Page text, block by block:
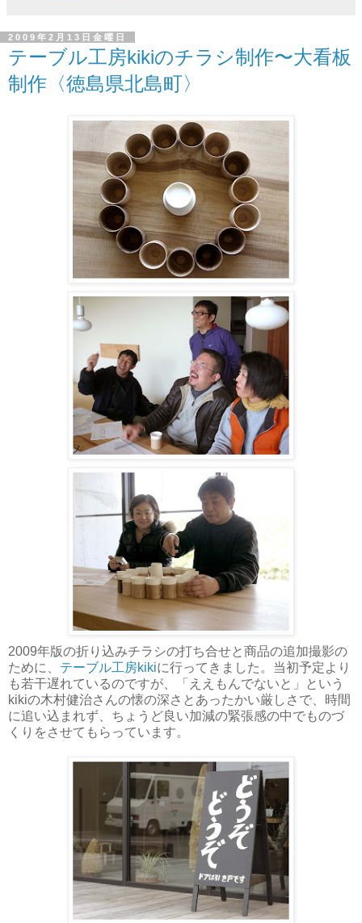
2009年2月13日金曜日
テーブル工房kikiのチラシ制作〜大看板
制作〈徳島県北島町〉
2009年版の折り込みチラシの打ち合せと商品の追加撮影の
ために、 テーブル工房kikiに行ってきました。当初予定より
も若干遅れているのですが、「ええもんでないと」という
kikiの木村健治さんの懐の深さとあったかい厳しさで、時間
に追い込まれず、ちょうど良い加減の緊張感の中でものづ
くりをさせてもらっています。